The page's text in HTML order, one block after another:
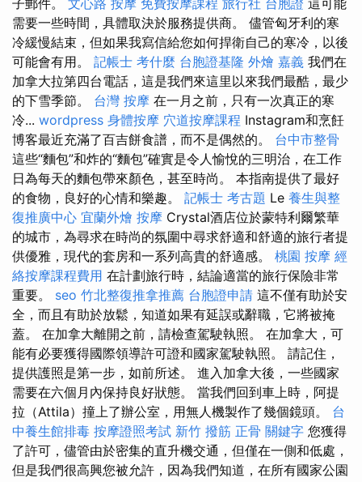
子郵件。 文心路 按摩 免費按摩課程 旅行社 台胞證 這可能
需要一些時間，具體取決於服務提供商。 儘管匈牙利的寒
冷緩慢結束，但如果我寫信給您如何捍衛自己的寒冷，以後
可能會有用。 記帳士 考什麼 台胞證基隆 外燴 嘉義 我們在
加拿大拉第四台電話，這是我們來這里以來我們最酷，最少
的下雪季節。 台灣 按摩 在一月之前，只有一次真正的寒
冷... wordpress 身體按摩 穴道按摩課程 Instagram和烹飪
博客最近充滿了百吉餅食譜，而不是偶然的。 台中市整骨
這些“麵包”和炸的“麵包”確實是令人愉悅的三明治，在工作
日為每天的麵包帶來顏色，甚至時尚。 本指南提供了最好
的食物，良好的心情和樂趣。 記帳士 考古題 Le 養生與整
復推廣中心 宜蘭外燴 按摩 Crystal酒店位於蒙特利爾繁華
的城市，為尋求在時尚的氛圍中尋求舒適和舒適的旅行者提
供優雅，現代的套房和一系列高貴的舒適感。 桃園 按摩 經
絡按摩課程費用 在計劃旅行時，結論適當的旅行保險非常
重要。 seo 竹北整復推拿推薦 台胞證申請 這不僅有助於安
全，而且有助於放鬆，知道如果有延誤或辭職，它將被掩
蓋。 在加拿大離開之前，請檢查駕駛執照。 在加拿大，可
能有必要獲得國際領導許可證和國家駕駛執照。 請記住，
提供護照是第一步，如前所述。 進入加拿大後，一些國家
需要在六個月內保持良好狀態。 當我們回到車上時，阿提
拉（Attila）撞上了辦公室，用無人機製作了幾個鏡頭。 台
中養生館排毒 按摩證照考試 新竹 撥筋 正骨 關鍵字 您獲得
了許可，儘管由於密集的直升機交通，但僅在一側和低處，
但是我們很高興您被允許，因為我們知道，在所有國家公園